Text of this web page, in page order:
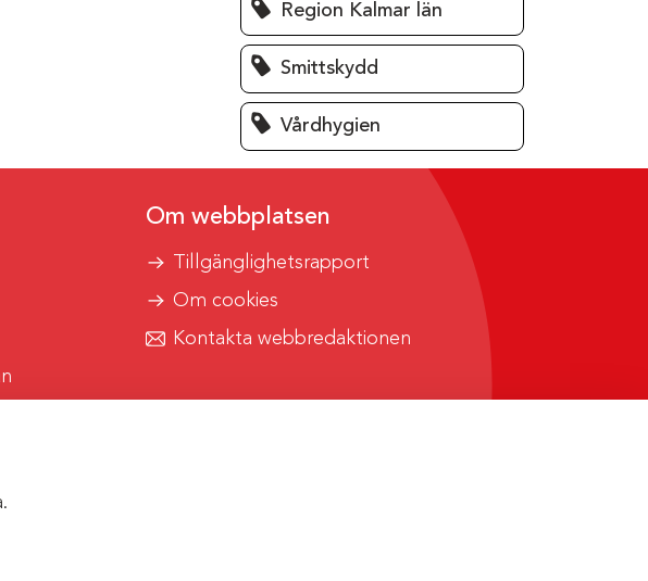
Region Kalmar län
Smittskydd
Vårdhygien
Om webbplatsen
Tillgänglighetsrapport
Om cookies
Kontakta webbredaktionen